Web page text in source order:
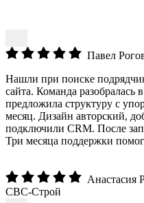
Павел
Нашли при поиске
сайта. Команда разобралась
предложила структуру с
месяц. Дизайн авторский,
подключили CRM. После
Три месяца поддержки
Анастасия
СВС-Строй